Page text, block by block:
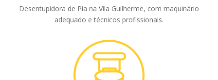
Desentupidora de Pia na Vila Guilherme, com maquinário
adequado e técnicos profissionais.